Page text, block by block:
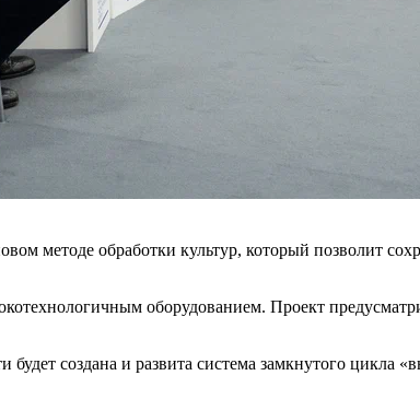
методе обработки культур, который позволит
оборудованием. Проект
будет создана и развита система замкнутого